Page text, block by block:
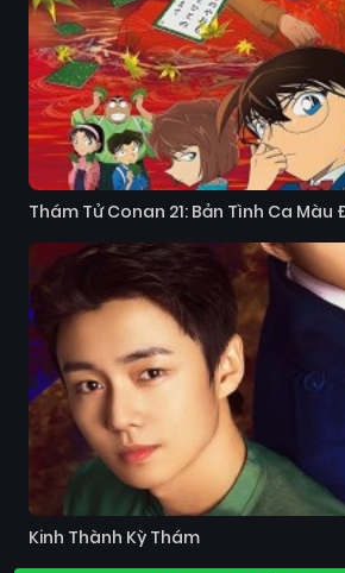
Thám Tử Conan 21: Bản Tình Ca Màu
Kinh Thành Kỳ Thám